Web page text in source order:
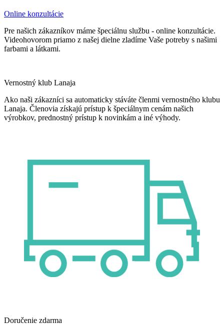
Online konzultácie
Pre našich zákazníkov máme špeciálnu službu - online konzultácie.
Videohovorom priamo z našej dielne zladíme Vaše potreby s našimi
farbami a látkami.
Vernostný klub Lanaja
Ako naši zákazníci sa automaticky stáváte členmi vernostného klubu
Lanaja. Členovia získajú prístup k špeciálnym cenám našich
výrobkov, prednostný prístup k novinkám a iné výhody.
Doručenie zdarma